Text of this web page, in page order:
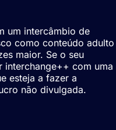
um intercâmbio de
como conteúdo adulto
maior. Se o seu
interchange++ com uma
esteja a fazer a
não divulgada.